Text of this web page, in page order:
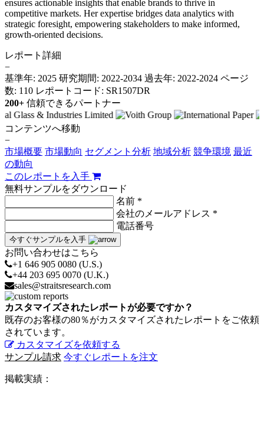
ensures actionable insights that enable brands to thrive in
competitive markets. Her expertise bridges data analytics with
strategic foresight, empowering stakeholders to make informed,
growth-oriented decisions.
レポート詳細
−
基準年: 2025 研究期間: 2022-2034 過去年: 2022-2024 ページ
数: 110 レポートコード: SR1507DR
200+ 信頼できるパートナー
コンテンツへ移動
−
市場概要 市場動向 セグメント分析 地域分析 競争環境 最近
の動向
このレポートを入手
無料サンプルをダウンロード
名前 *
会社のメールアドレス *
電話番号
今すぐサンプルを入手
お問い合わせはこちら
+1 646 905 0080 (U.S.)
+44 203 695 0070 (U.K.)
sales@straitsresearch.com
カスタマイズされたレポートが必要ですか？
既存のお客様の80％がカスタマイズされたレポートをご依頼
されています。
カスタマイズを依頼する
サンプル請求 今すぐレポートを注文
掲載実績：